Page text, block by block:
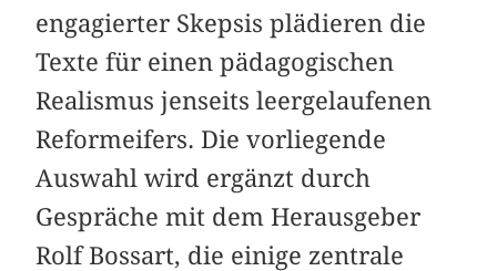
engagierter Skepsis plädieren die
Texte für einen pädagogischen
Realismus jenseits leergelaufenen
Reformeifers. Die vorliegende
Auswahl wird ergänzt durch
Gespräche mit dem Herausgeber
Rolf Bossart, die einige zentrale